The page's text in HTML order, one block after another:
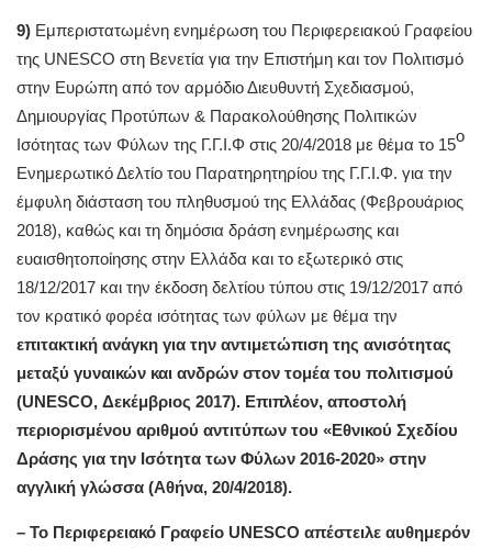
9) Εμπεριστατωμένη ενημέρωση του Περιφερειακού Γραφείου
της UNESCO στη Βενετία για την Επιστήμη και τον Πολιτισμό
στην Ευρώπη από τον αρμόδιο Διευθυντή Σχεδιασμού,
Δημιουργίας Προτύπων & Παρακολούθησης Πολιτικών
Ισότητας των Φύλων της Γ.Γ.Ι.Φ στις 20/4/2018 με θέμα το 15ο
Ενημερωτικό Δελτίο του Παρατηρητηρίου της Γ.Γ.Ι.Φ. για την
έμφυλη διάσταση του πληθυσμού της Ελλάδας (Φεβρουάριος
2018), καθώς και τη δημόσια δράση ενημέρωσης και
ευαισθητοποίησης στην Ελλάδα και το εξωτερικό στις
18/12/2017 και την έκδοση δελτίου τύπου στις 19/12/2017 από
τον κρατικό φορέα ισότητας των φύλων με θέμα την
επιτακτική ανάγκη για την αντιμετώπιση της ανισότητας
μεταξύ γυναικών και ανδρών στον τομέα του πολιτισμού
(UNESCO, Δεκέμβριος 2017). Επιπλέον, αποστολή
περιορισμένου αριθμού αντιτύπων του «Εθνικού Σχεδίου
Δράσης για την Ισότητα των Φύλων 2016-2020» στην
αγγλική γλώσσα (Αθήνα, 20/4/2018).
– To Περιφερειακό Γραφείο UNESCO απέστειλε αυθημερόν